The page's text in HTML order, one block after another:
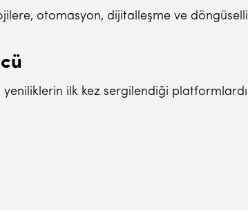
otomasyon, dijitalleşme ve
ilk kez sergilendiği